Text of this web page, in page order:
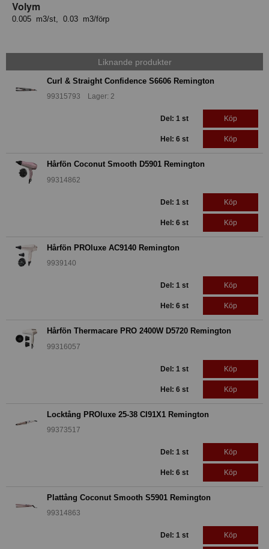
Volym
0.005 m3/st, 0.03 m3/förp
Liknande produkter
Curl & Straight Confidence S6606 Remington
99315793 Lager: 2
Del: 1 st Köp
Hel: 6 st Köp
Hårfön Coconut Smooth D5901 Remington
99314862
Del: 1 st Köp
Hel: 6 st Köp
Hårfön PROluxe AC9140 Remington
9939140
Del: 1 st Köp
Hel: 6 st Köp
Hårfön Thermacare PRO 2400W D5720 Remington
99316057
Del: 1 st Köp
Hel: 6 st Köp
Locktång PROluxe 25-38 CI91X1 Remington
99373517
Del: 1 st Köp
Hel: 6 st Köp
Plattång Coconut Smooth S5901 Remington
99314863
Del: 1 st Köp